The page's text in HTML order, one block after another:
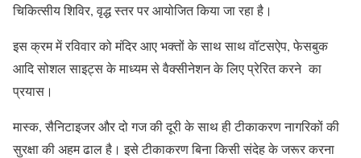
चिकित्सीय शिविर, वृद्ध स्तर पर आयोजित किया जा रहा है।
इस क्रम में रविवार को मंदिर आए भक्तों के साथ साथ वॉटसऐप, फेसबुक
आदि सोशल साइट्स के माध्यम से वैक्सीनेशन के लिए प्रेरित करने का
प्रयास।
मास्क, सैनिटाइजर और दो गज की दूरी के साथ ही टीकाकरण नागरिकों की
सुरक्षा की अहम ढाल है। इसे टीकाकरण बिना किसी संदेह के जरूर करना